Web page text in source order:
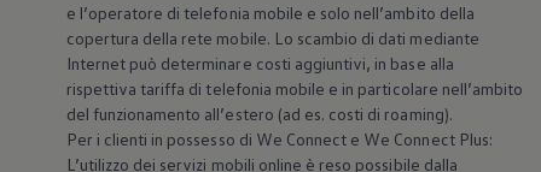
e l’operatore di telefonia mobile e solo nell’ambito della
copertura della rete mobile. Lo scambio di dati mediante
Internet può determinare costi aggiuntivi, in base alla
rispettiva tariffa di telefonia mobile e in particolare nell’ambito
del funzionamento all’estero (ad es. costi di roaming).
Per i clienti in possesso di We Connect e We Connect Plus:
L’utilizzo dei servizi mobili online è reso possibile dalla